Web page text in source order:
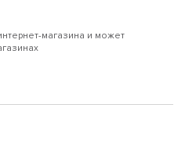
магазина и может